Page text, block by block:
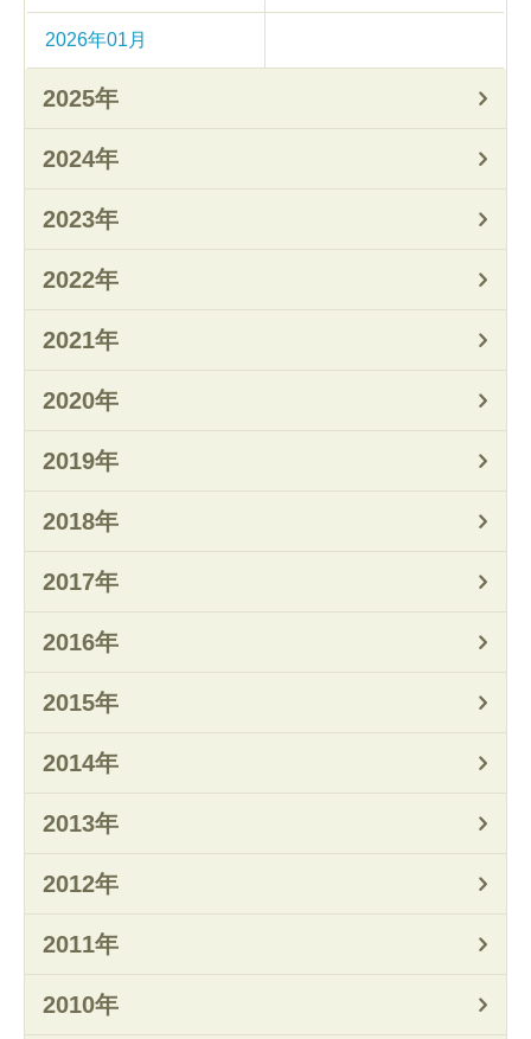
2026年01月
2025年
2024年
2023年
2022年
2021年
2020年
2019年
2018年
2017年
2016年
2015年
2014年
2013年
2012年
2011年
2010年